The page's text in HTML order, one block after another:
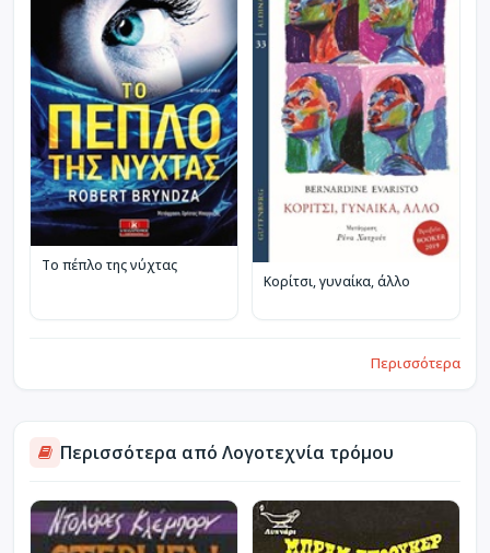
Το πέπλο της νύχτας
Κορίτσι, γυναίκα, άλλο
Περισσότερα
Περισσότερα από Λογοτεχνία τρόμου